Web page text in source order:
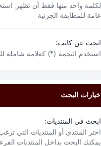
لكلمة واحد منها فقط أن تظهر.
عامة للمطابقة الجزئية
ابحث عن كاتب:
استخدم النجمة (*) كعلامة شاملة
خيارات البحث
ابحث في المنتديات:
اختر المنتدى أو المنتديات التي
يمكنك البحث بداخل المنتديات